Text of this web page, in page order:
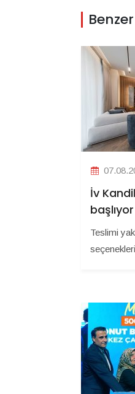
İv
başlıyor
Teslimi